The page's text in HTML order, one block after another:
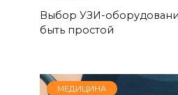
Выбор УЗИ-
быть простой
МЕДИЦИНА